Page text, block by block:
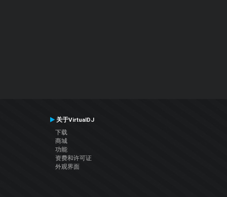
关于VirtualDJ
下载
商城
功能
资费和许可证
外观界面